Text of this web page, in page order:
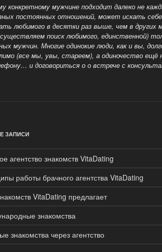
мужчине подходит далеко не
постоянных отношений, может искать себе
любимого в десятки раз выше, чем в других
поиск любимого, единственной)
мужчин. Многие одинокие люди, как и вы,
(все мы, увы, стареем), а одиночество ещё
и договориться оо встрече с
ЗАПИСИ
агентство знакомств VitaDating
работы брачного агентства VitaDating
VitaDating предлагает
знакомства
знакомства через агентство